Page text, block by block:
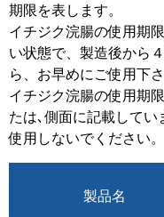
期限を表します。
イチジク浣腸の使用期
い状態で、製造後から
ら、お早めにご使用下さ
イチジク浣腸の使用期
たは､側面に記載して
使用しないでください。
製品名